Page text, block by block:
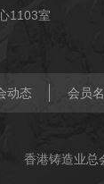
1103室
动态 会员
香港铸造业